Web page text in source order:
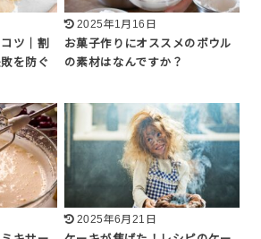
ツ｜割
を防ぐ
2025年1月16日
お菓子作りにオススメのボウル
の素材はなんですか？
2025年6月21日